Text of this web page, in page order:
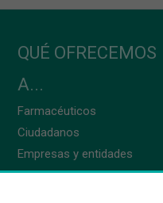
QUÉ OFRECEMOS
A...
Farmacéuticos
Ciudadanos
Empresas y entidades